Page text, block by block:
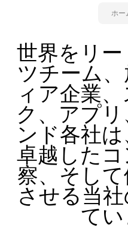
ホー
世界をリ
ツチーム
ィア企業
ク、アプ
ンド各社
卓越した
察、そし
させる当
てい